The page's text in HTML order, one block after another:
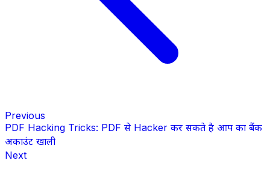
Previous
PDF Hacking Tricks: PDF से Hacker कर सकते है आप का बैंक
अकाउंट खाली
Next